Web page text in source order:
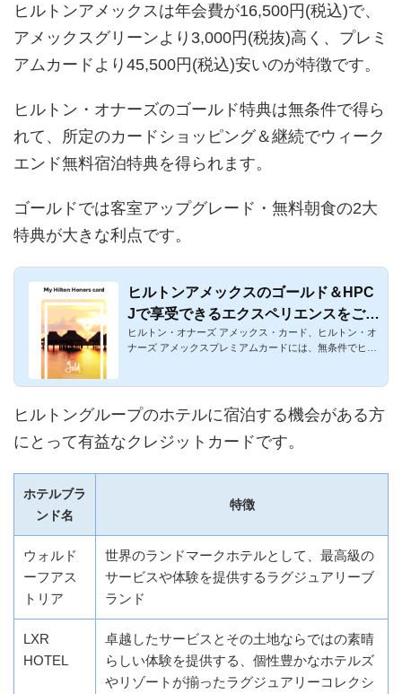
ヒルトンアメックスは年会費が16,500円(税込)で、
アメックスグリーンより3,000円(税抜)高く、プレミ
アムカードより45,500円(税込)安いのが特徴です。
ヒルトン・オナーズのゴールド特典は無条件で得ら
れて、所定のカードショッピング＆継続でウィーク
エンド無料宿泊特典を得られます。
ゴールドでは客室アップグレード・無料朝食の2大
特典が大きな利点です。
ヒルトンアメックスのゴールド＆HPC
Jで享受できるエクスペリエンスをご紹
介
ヒルトン・オナーズ アメックス・カード、ヒルトン・オ
ナーズ アメックスプレミアムカードには、無条件でヒル
ヒルトングループのホテルに宿泊する機会がある方
にとって有益なクレジットカードです。
ホテルブラ
ンド名
特徴
ウォルド
ーフアス
トリア
世界のランドマークホテルとして、最高級の
サービスや体験を提供するラグジュアリーブ
ランド
LXR
HOTEL
卓越したサービスとその土地ならではの素晴
らしい体験を提供する、個性豊かなホテルズ
やリゾートが揃ったラグジュアリーコレクシ